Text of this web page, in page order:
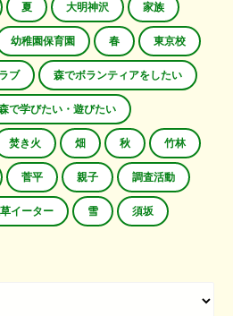
夏 大明神沢 家族
幼稚園保育園 春 東京校
ブ 森でボランティアをしたい
で学びたい・遊びたい
焚き火 畑 秋 竹林
菅平 親子 調査活動
イーター 雪 須坂